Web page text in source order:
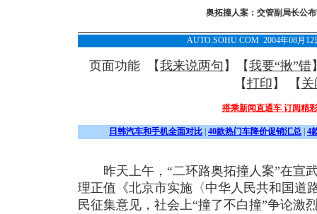
奥拓撞人案：交管副局长公
AUTO.SOHU.COM 2004年08月
页面功能 【我来说两句 】【我要“揪”错
【打印 】 【 关
搭乘新闻直通车 订阅精
日韩汽车和手机全面对比 40款热门车降价促销汇总 4
昨天上午，“二环路奥拓撞人案”在宣
理正值《北京市实施〈中华人民共和国道
民征集意见，社会上“撞了不白撞”争论激